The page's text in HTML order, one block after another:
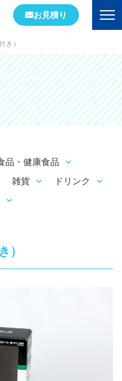
お見積り
き）
品・健康食品
雑貨
ドリンク
）